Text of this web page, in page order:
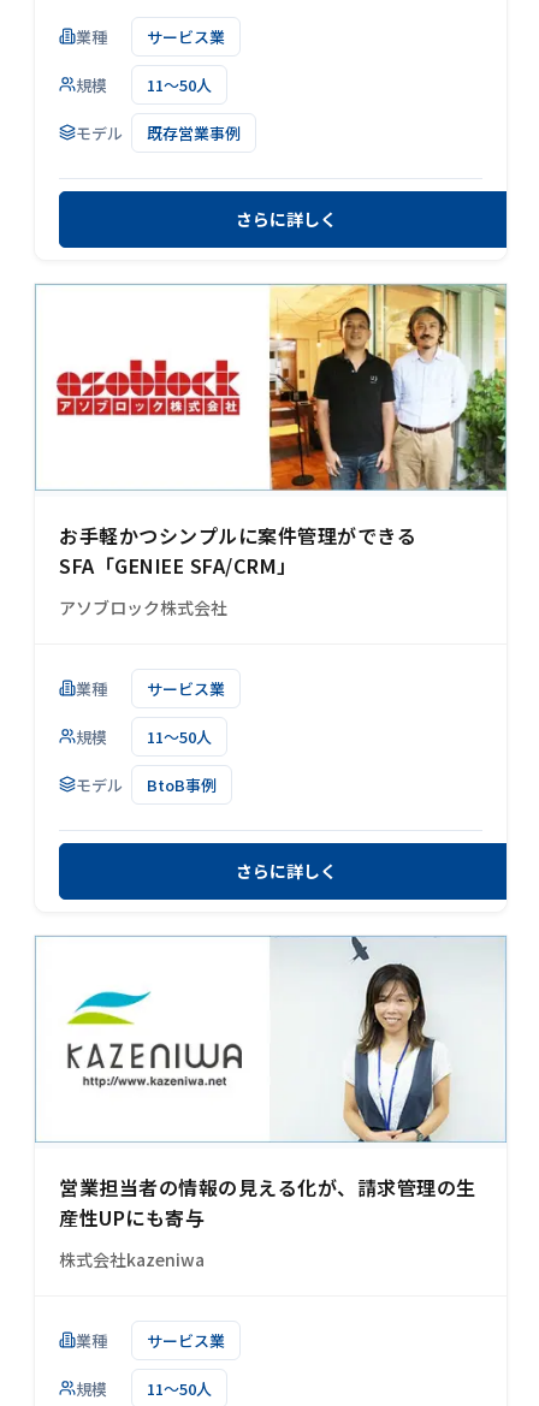
業種 サービス業
規模 11～50人
モデル 既存営業事例
さらに詳しく
お手軽かつシンプルに案件管理ができる
SFA「GENIEE SFA/CRM」
アソブロック株式会社
業種 サービス業
規模 11～50人
モデル BtoB事例
さらに詳しく
営業担当者の情報の見える化が、請求管理の生
産性UPにも寄与
株式会社kazeniwa
業種 サービス業
規模 11～50人